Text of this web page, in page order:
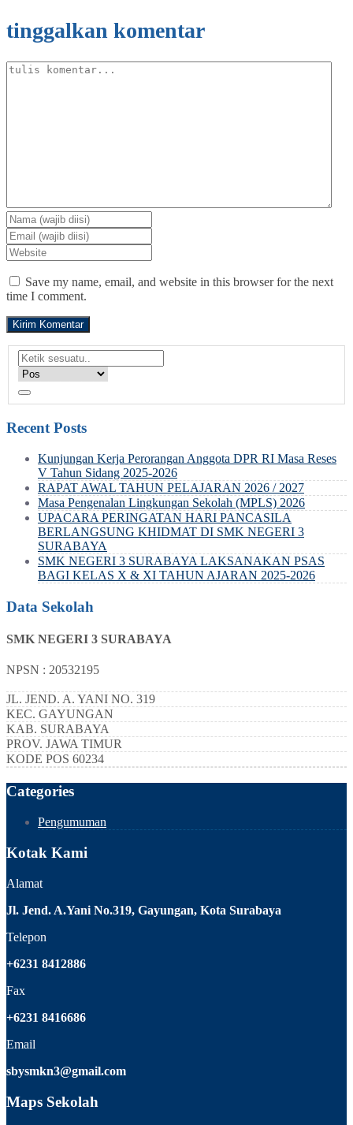
tinggalkan komentar
Save my name, email, and website in this browser for the next
time I comment.
Recent Posts
Kunjungan Kerja Perorangan Anggota DPR RI Masa Reses
V Tahun Sidang 2025-2026
RAPAT AWAL TAHUN PELAJARAN 2026 / 2027
Masa Pengenalan Lingkungan Sekolah (MPLS) 2026
UPACARA PERINGATAN HARI PANCASILA
BERLANGSUNG KHIDMAT DI SMK NEGERI 3
SURABAYA
SMK NEGERI 3 SURABAYA LAKSANAKAN PSAS
BAGI KELAS X & XI TAHUN AJARAN 2025-2026
Data Sekolah
SMK NEGERI 3 SURABAYA
NPSN : 20532195
JL. JEND. A. YANI NO. 319
KEC. GAYUNGAN
KAB. SURABAYA
PROV. JAWA TIMUR
KODE POS 60234
Categories
Pengumuman
Kotak Kami
Alamat
Jl. Jend. A.Yani No.319, Gayungan, Kota Surabaya
Telepon
+6231 8412886
Fax
+6231 8416686
Email
sbysmkn3@gmail.com
Maps Sekolah